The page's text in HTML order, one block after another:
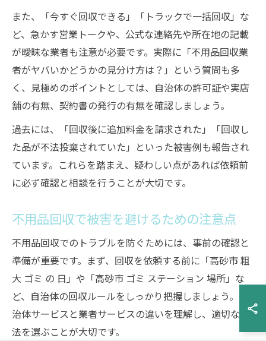
また、「今すぐ回収できる」「トラックで一括回収」な
ど、急かす営業トークや、公式な連絡先や所在地の記載
が曖昧な業者も注意が必要です。実際に「不用品回収業
者がヤバいかどうかの見分け方は？」という質問も多
く、見極めのポイントとしては、自治体の許可証や実店
舗の有無、契約書の発行の有無を確認しましょう。
過去には、「回収後に追加料金を請求された」「回収し
た品が不法投棄されていた」といった被害例も報告され
ています。これらを踏まえ、疑わしい点があれば依頼前
に必ず確認と相談を行うことが大切です。
不用品回収で被害を避けるための注意点
不用品回収でのトラブルを防ぐためには、事前の確認と
準備が重要です。まず、回収を依頼する前に「高砂市 粗
大 ゴミ の 日」や「高砂市 ゴミ ステーション 場所」な
ど、自治体の回収ルールをしっかり把握しましょう。自
治体サービスと業者サービスの違いを理解し、適切な方
法を選ぶことが大切です。